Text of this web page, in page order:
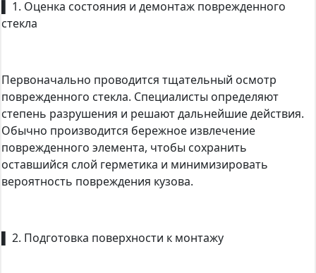
▌ 1. Оценка состояния и демонтаж поврежденного
стекла
Первоначально проводится тщательный осмотр
поврежденного стекла. Специалисты определяют
степень разрушения и решают дальнейшие действия.
Обычно производится бережное извлечение
поврежденного элемента, чтобы сохранить
оставшийся слой герметика и минимизировать
вероятность повреждения кузова.
▌ 2. Подготовка поверхности к монтажу